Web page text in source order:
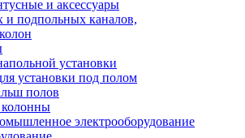
и аксессуары
подпольных каналов,
установки
установки под полом
полов
электрооборудование